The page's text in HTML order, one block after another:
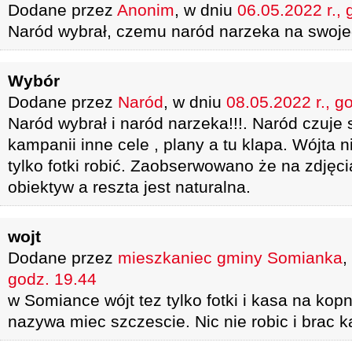
Dodane przez Anonim, w dniu 06.05.2022 r.,
Naród wybrał, czemu naród narzeka na
Wybór
Dodane przez Naród, w dniu 08.05.2022 r.,
Naród wybrał i naród narzeka!!!. Naród czuje
kampanii inne cele , plany a tu klapa. Wójta
tylko fotki robić. Zaobserwowano że na
obiektyw a reszta jest naturalna.
wojt
Dodane przez mieszkaniec gminy Somianka
godz. 19.44
w Somiance wójt tez tylko fotki i kasa na
nazywa miec szczescie. Nic nie robic i brac